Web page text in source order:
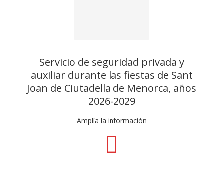
Servicio de seguridad privada y
auxiliar durante las fiestas de Sant
Joan de Ciutadella de Menorca, años
2026-2029
Amplía la información